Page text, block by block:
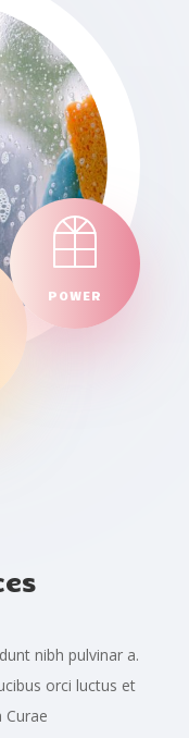
POWER
nibh pulvinar a.
orci luctus et
Curae